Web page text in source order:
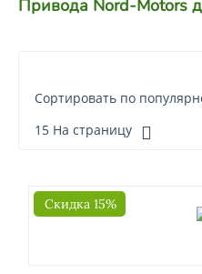
Привода Nord-Motors
Сортировать по
15 На страницу
Скидка 15%